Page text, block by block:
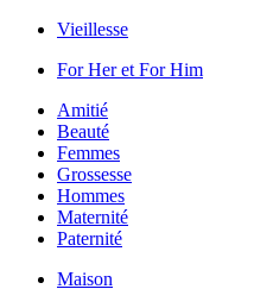
Vieillesse
For Her et For Him
Amitié
Beauté
Femmes
Grossesse
Hommes
Maternité
Paternité
Maison